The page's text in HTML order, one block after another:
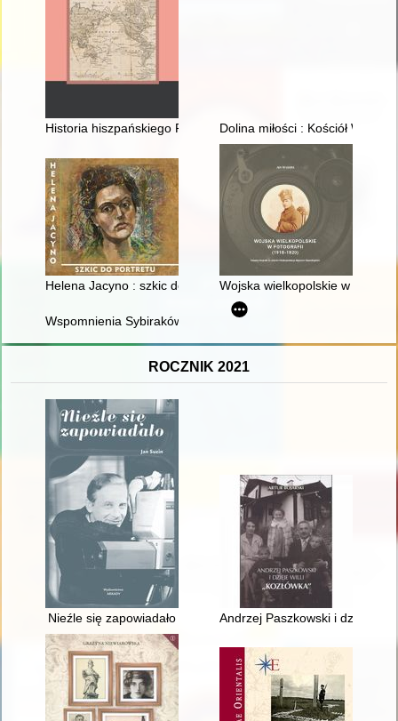
Historia hiszpańskiego Pacyfiku. T. 2,Dolina miłości : Kościół
Helena Jacyno : szkic do portretuWojska wielkopolskie w
Wspomnienia Sybiraków : zbiór tekstów źródłowych. Cz. 1
ROCZNIK 2021
Nieźle się zapowiadało Andrzej Paszkowski i dzieje willi